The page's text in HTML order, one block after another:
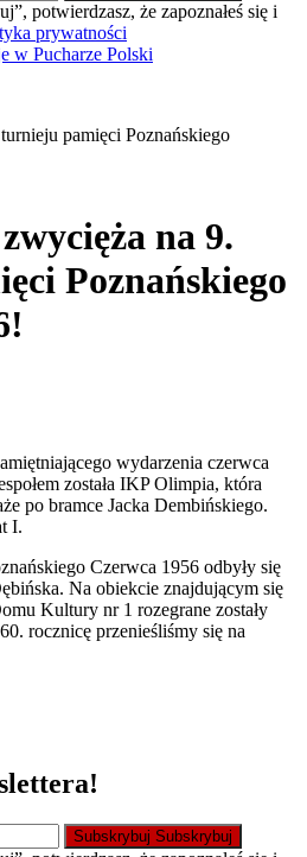
potwierdzasz, że zapoznałeś się i
prywatności
w Pucharze Polski
pamięci Poznańskiego
na 9.
Poznańskiego
wydarzenia czerwca
została IKP Olimpia, która
po bramce Jacka Dembińskiego.
I.
Czerwca 1956 odbyły się
Na obiekcie znajdującym się
Kultury nr 1 rozegrane zostały
rocznicę przenieśliśmy się na
Subskrybuj Subskrybuj